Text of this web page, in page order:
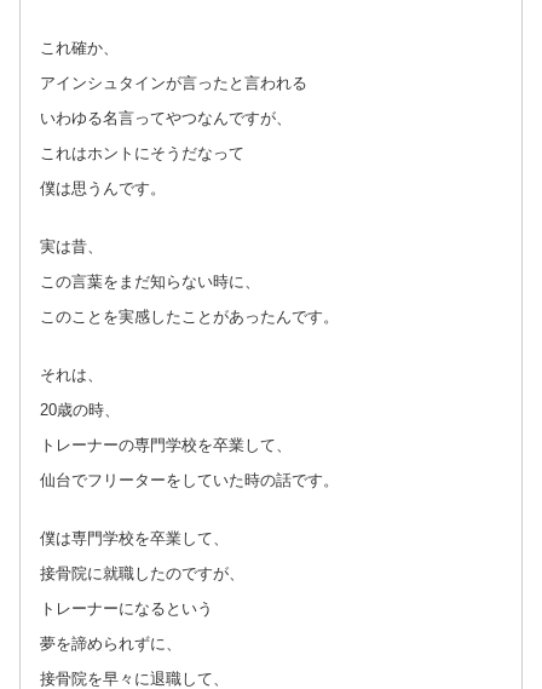
これ確か、
アインシュタインが言ったと言われる
いわゆる名言ってやつなんですが、
これはホントにそうだなって
僕は思うんです。
実は昔、
この言葉をまだ知らない時に、
このことを実感したことがあったんです。
それは、
20歳の時、
トレーナーの専門学校を卒業して、
仙台でフリーターをしていた時の話です。
僕は専門学校を卒業して、
接骨院に就職したのですが、
トレーナーになるという
夢を諦められずに、
接骨院を早々に退職して、